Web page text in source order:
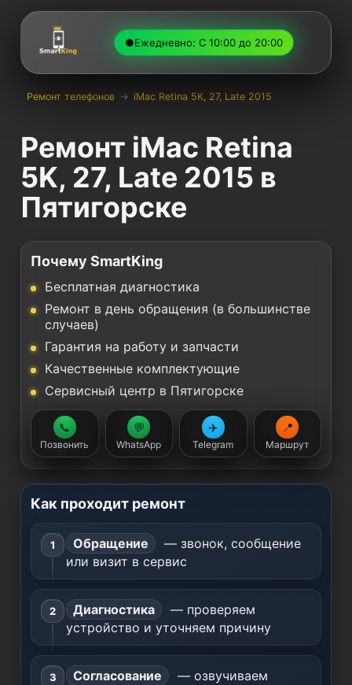
●Ежедневно: С 10:00 до 20:00
Ремонт телефонов → iMac Retina 5K, 27, Late 2015
Ремонт iMac Retina
5K, 27, Late 2015 в
Пятигорске
Почему SmartKing
Бесплатная диагностика
Ремонт в день обращения (в большинстве
случаев)
Гарантия на работу и запчасти
Качественные комплектующие
Сервисный центр в Пятигорске
📞
Позвонить
💬
WhatsApp
✈️
Telegram
📍
Маршрут
Как проходит ремонт
Обращение
— звонок, сообщение
или визит в сервис
Диагностика
— проверяем
устройство и уточняем причину
Согласование
— озвучиваем